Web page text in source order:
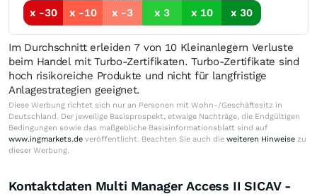
x -30
x -10 x -3 x 3 x 10 x 30
Im Durchschnitt erleiden 7 von 10 Kleinanlegern Verluste
beim Handel mit Turbo-Zertifikaten. Turbo-Zertifikate sind
hoch risikoreiche Produkte und nicht für langfristige
Anlagestrategien geeignet.
Diese Werbung richtet sich nur an Personen mit Wohn-/Geschäftssitz in
Deutschland. Der jeweilige Basisprospekt, etwaige Nachträge, die Endgültigen
Bedingungen sowie das maßgebliche Basisinformationsblatt sind auf
www.ingmarkets.de veröffentlicht. Beachten Sie auch die weiteren Hinweise zu
dieser Werbung.
Kontaktdaten Multi Manager Access II SICAV -